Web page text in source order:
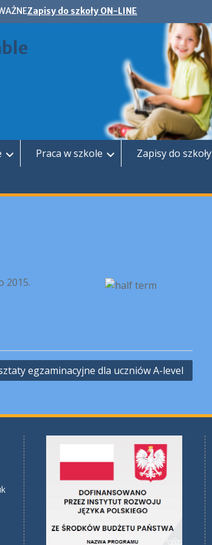
Zapisy do szkoły ON-LINE
Praca w szkole Zapisy do szkoły
2015.
egzaminacyjne dla uczniów A-level